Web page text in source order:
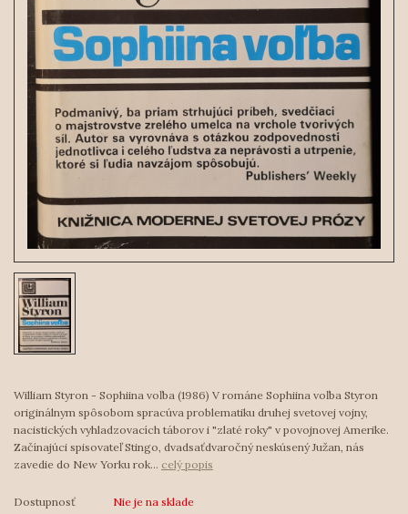
William Styron - Sophiina voľba (1986) V románe Sophiina voľba Styron
originálnym spôsobom spracúva problematiku druhej svetovej vojny,
nacistických vyhladzovacích táborov i "zlaté roky" v povojnovej Amerike.
Začínajúci spisovateľ Stingo, dvadsaťdvaročný neskúsený Južan, nás
zavedie do New Yorku rok... celý popis
Dostupnosť Nie je na sklade